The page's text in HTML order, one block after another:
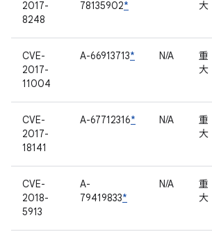
2017-
8248
78135902*
大
CVE-
2017-
11004
A-66913713* N/A
重
大
CVE-
2017-
18141
A-67712316* N/A
重
大
CVE-
2018-
5913
A-
79419833*
N/A
重
大